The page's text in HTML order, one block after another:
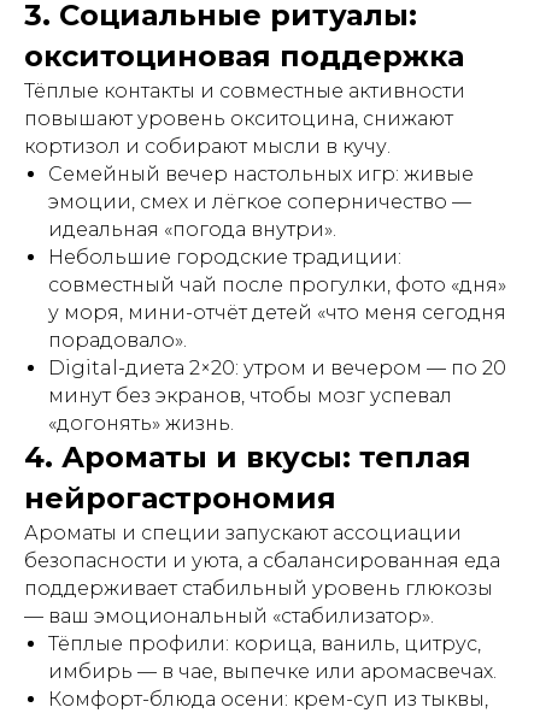
3. Социальные ритуалы:
окситоциновая поддержка
Тёплые контакты и совместные активности
повышают уровень окситоцина, снижают
кортизол и собирают мысли в кучу.
Семейный вечер настольных игр: живые
эмоции, смех и лёгкое соперничество —
идеальная «погода внутри».
Небольшие городские традиции:
совместный чай после прогулки, фото «дня»
у моря, мини-отчёт детей «что меня сегодня
порадовало».
Digital-диета 2×20: утром и вечером — по 20
минут без экранов, чтобы мозг успевал
«догонять» жизнь.
4. Ароматы и вкусы: теплая
нейрогастрономия
Ароматы и специи запускают ассоциации
безопасности и уюта, а сбалансированная еда
поддерживает стабильный уровень глюкозы
— ваш эмоциональный «стабилизатор».
Тёплые профили: корица, ваниль, цитрус,
имбирь — в чае, выпечке или аромасвечах.
Комфорт-блюда осени: крем-суп из тыквы,